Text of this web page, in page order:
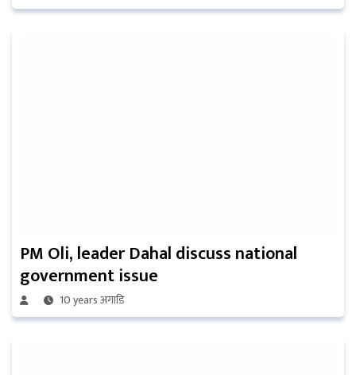
PM Oli, leader Dahal discuss national
government issue
10 years अगाडि